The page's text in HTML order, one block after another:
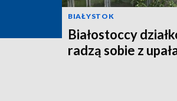
BIAŁYSTOK
Białostoccy
radzą sobie z